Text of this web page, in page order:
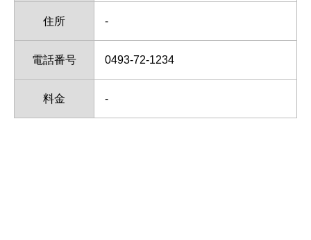
住所 -
電話番号 0493-72-1234
料金 -